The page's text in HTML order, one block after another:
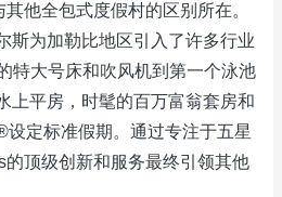
他全包式度假村的区别所在。
斯为加勒比地区引入了许多行业
特大号床和吹风机到第一个泳池
上平房，时髦的百万富翁套房和
定标准假期。通过专注于五星
顶级创新和服务最终引领其他